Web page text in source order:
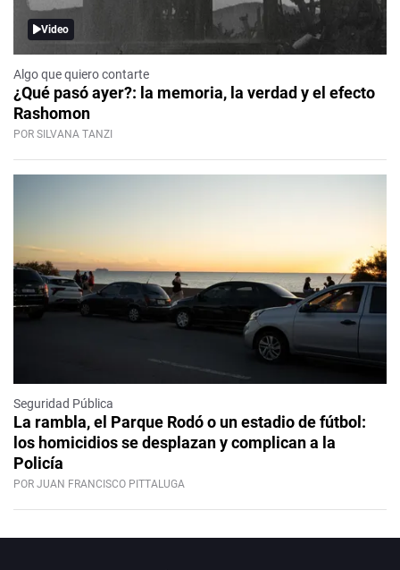
Video
Algo que quiero contarte
¿Qué pasó ayer?: la memoria, la verdad y el efecto
Rashomon
POR SILVANA TANZI
Seguridad Pública
La rambla, el Parque Rodó o un estadio de fútbol:
los homicidios se desplazan y complican a la
Policía
POR JUAN FRANCISCO PITTALUGA